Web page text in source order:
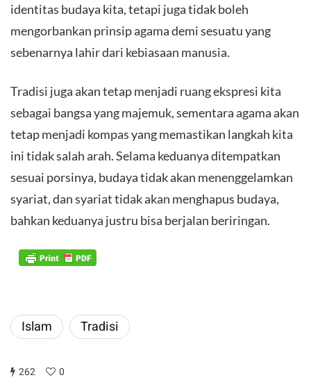
identitas budaya kita, tetapi juga tidak boleh
mengorbankan prinsip agama demi sesuatu yang
sebenarnya lahir dari kebiasaan manusia.
Tradisi juga akan tetap menjadi ruang ekspresi kita
sebagai bangsa yang majemuk, sementara agama akan
tetap menjadi kompas yang memastikan langkah kita
ini tidak salah arah. Selama keduanya ditempatkan
sesuai porsinya, budaya tidak akan menenggelamkan
syariat, dan syariat tidak akan menghapus budaya,
bahkan keduanya justru bisa berjalan beriringan.
Islam Tradisi
262 0